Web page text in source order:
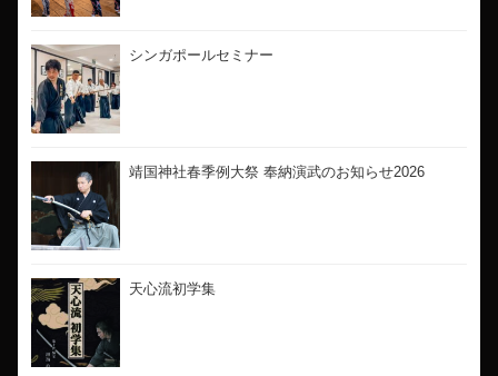
シンガポールセミナー
靖国神社春季例大祭 奉納演武のお知らせ2026
天心流初学集